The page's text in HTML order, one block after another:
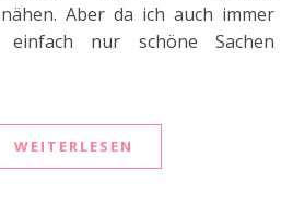
Aber da ich auch immer
nur schöne Sachen
WEITERLESEN